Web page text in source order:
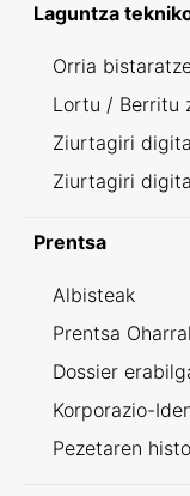
Laguntza
Orria
Lortu / Berritu
Ziurtagiri
Ziurtagiri
Prentsa
Albisteak
Prentsa
Dossier
Korporazio-
Pezetaren